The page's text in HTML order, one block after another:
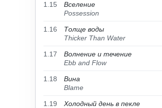
1.15
Вселение
Possession
1.16
Толще воды
Thicker Than Water
1.17
Волнение и течение
Ebb and Flow
1.18
Вина
Blame
1.19
Холодный день в пекле